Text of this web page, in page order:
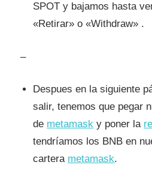
SPOT y bajamos hasta
«Retirar» o «Withdraw» .
–
Despues en la siguiente
salir, tenemos que pegar
de metamask y poner la
tendríamos los BNB en
cartera metamask.